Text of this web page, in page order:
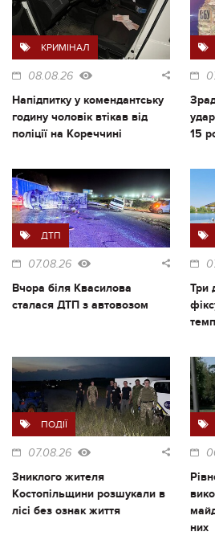
КРИМІНАЛ
08.08.26
Напідпитку у комендантську
годину чоловік втікав від
поліції на Кореччині
15
ДТП
07.08.26
Вчора біля Квасилова
сталася ДТП з автовозом
Три
ПОДІЇ
07.08.26
Зниклого жителя
Костопільщини розшукали в
лісі без ознак життя
них